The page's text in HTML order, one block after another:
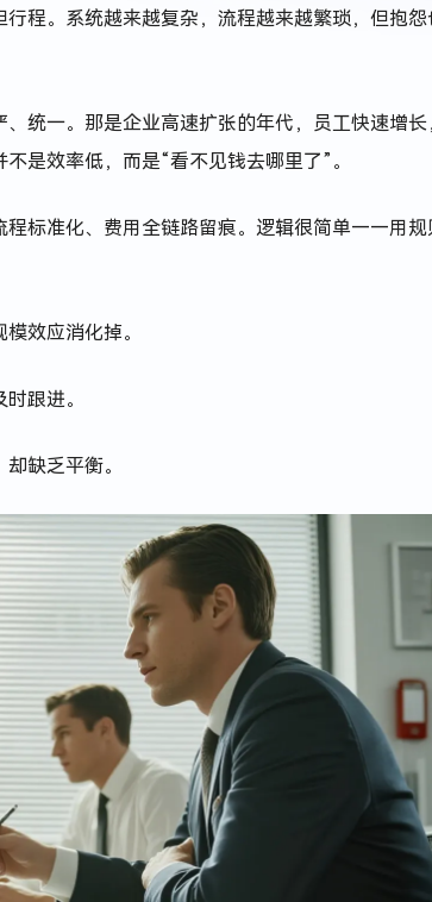
程。系统越来越复杂，流程越来越繁琐，但抱怨
统一。那是企业高速扩张的年代，员工快速增长
是效率低，而是“看不见钱去哪里了”。
程标准化、费用全链路留痕。逻辑很简单——用规
效应消化掉。
跟进。
缺乏平衡。